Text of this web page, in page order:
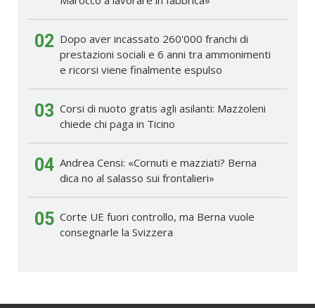
02 Dopo aver incassato 260'000 franchi di
prestazioni sociali e 6 anni tra ammonimenti
e ricorsi viene finalmente espulso
03 Corsi di nuoto gratis agli asilanti: Mazzoleni
chiede chi paga in Ticino
04 Andrea Censi: «Cornuti e mazziati? Berna
dica no al salasso sui frontalieri»
05 Corte UE fuori controllo, ma Berna vuole
consegnarle la Svizzera